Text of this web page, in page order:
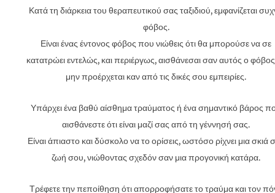
Κατά τη διάρκεια του θεραπευτικού σας ταξιδιού, εμφανίζεται
φόβος.
Είναι ένας έντονος φόβος που νιώθεις ότι θα μπορούσε να σε
κατατρώει εντελώς, και περιέργως, αισθάνεσαι σαν αυτός ο
μην προέρχεται καν από τις δικές σου εμπειρίες.
Υπάρχει ένα βαθύ αίσθημα τραύματος ή ένα σημαντικό βάρος
αισθάνεστε ότι είναι μαζί σας από τη γέννησή σας.
Είναι άπιαστο και δύσκολο να το ορίσεις, ωστόσο ρίχνει μια σκιά
ζωή σου, νιώθοντας σχεδόν σαν μια προγονική κατάρα.
Τρέφετε την πεποίθηση ότι απορροφήσατε το τραύμα και τον